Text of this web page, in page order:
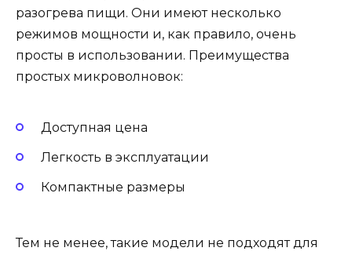
разогрева пищи. Они имеют несколько
режимов мощности и, как правило, очень
просты в использовании. Преимущества
простых микроволновок:
Доступная цена
Легкость в эксплуатации
Компактные размеры
Тем не менее, такие модели не подходят для